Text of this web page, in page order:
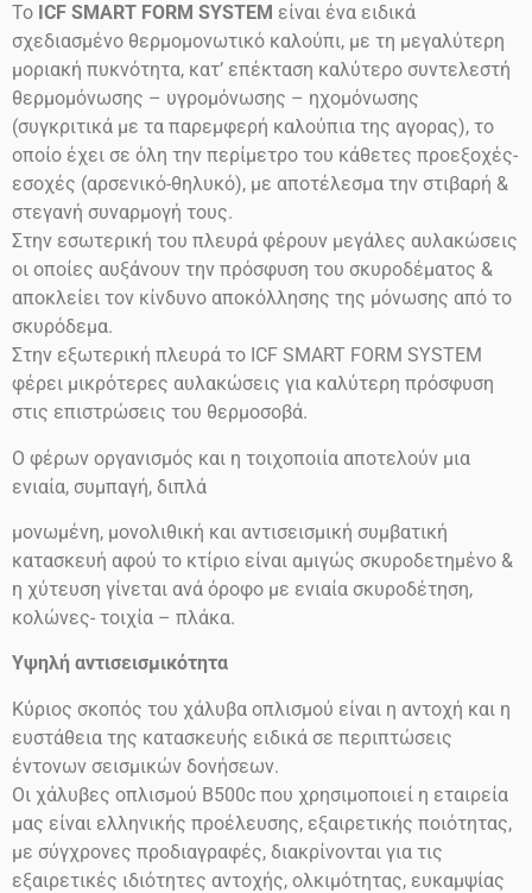
Το ICF SMART FORM SYSTEM είναι ένα ειδικά
σχεδιασμένο θερμομονωτικό καλούπι, με τη μεγαλύτερη
μοριακή πυκνότητα, κατ’ επέκταση καλύτερο συντελεστή
θερμομόνωσης – υγρομόνωσης – ηχομόνωσης
(συγκριτικά με τα παρεμφερή καλούπια της αγορας), το
οποίο έχει σε όλη την περίμετρο του κάθετες προεξοχές-
εσοχές (αρσενικό-θηλυκό), με αποτέλεσμα την στιβαρή &
στεγανή συναρμογή τους.
Στην εσωτερική του πλευρά φέρουν μεγάλες αυλακώσεις
οι οποίες αυξάνουν την πρόσφυση του σκυροδέματος &
αποκλείει τον κίνδυνο αποκόλλησης της μόνωσης από το
σκυρόδεμα.
Στην εξωτερική πλευρά το ICF SMART FORM SYSTEM
φέρει μικρότερες αυλακώσεις για καλύτερη πρόσφυση
στις επιστρώσεις του θερμοσοβά.
Ο φέρων οργανισμός και η τοιχοποιία αποτελούν μια
ενιαία, συμπαγή, διπλά
μονωμένη, μονολιθική και αντισεισμική συμβατική
κατασκευή αφού το κτίριο είναι αμιγώς σκυροδετημένο &
η χύτευση γίνεται ανά όροφο με ενιαία σκυροδέτηση,
κολώνες- τοιχία – πλάκα.
Υψηλή αντισεισμικότητα
Κύριος σκοπός του χάλυβα οπλισμού είναι η αντοχή και η
ευστάθεια της κατασκευής ειδικά σε περιπτώσεις
έντονων σεισμικών δονήσεων.
Οι χάλυβες οπλισμού Β500c που χρησιμοποιεί η εταιρεία
μας είναι ελληνικής προέλευσης, εξαιρετικής ποιότητας,
με σύγχρονες προδιαγραφές, διακρίνονται για τις
εξαιρετικές ιδιότητες αντοχής, ολκιμότητας, ευκαμψίας